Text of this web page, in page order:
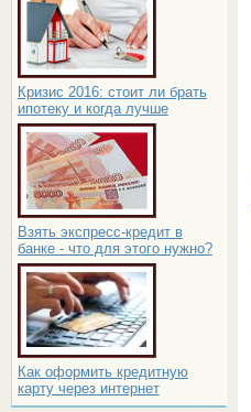
Кризис 2016: стоит ли брать
ипотеку и когда лучше
Взять экспресс-кредит в
банке - что для этого нужно?
Как оформить кредитную
карту через интернет